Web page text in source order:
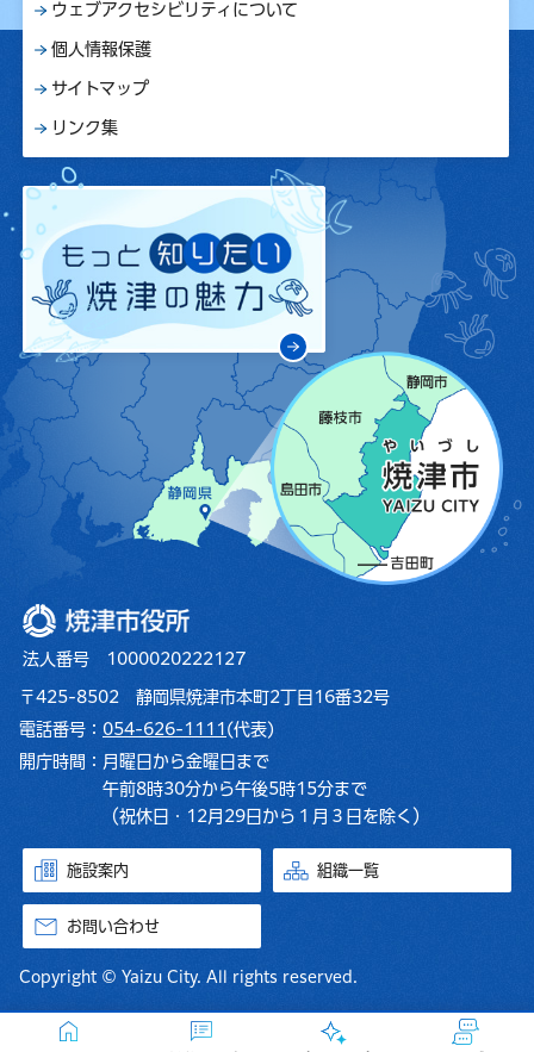
ウェブアクセシビリティについて
個人情報保護
サイトマップ
リンク集
焼津市役所
法人番号 1000020222127
〒425-8502 静岡県焼津市本町2丁目16番32号
電話番号： 054-626-1111 (代表)
開庁時間： 月曜日から金曜日まで
午前8時30分から午後5時15分まで
（祝休日・12月29日から１月３日を除く）
施設案内 組織一覧
お問い合わせ
Copyright © Yaizu City. All rights reserved.